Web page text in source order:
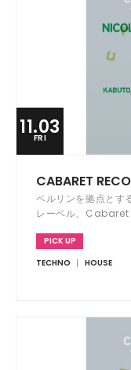
11.03
FRI
CABARET
ベルリンを拠点と
レーベル、
ティーが開催される。
PICK UP
TECHNO
HOUSE